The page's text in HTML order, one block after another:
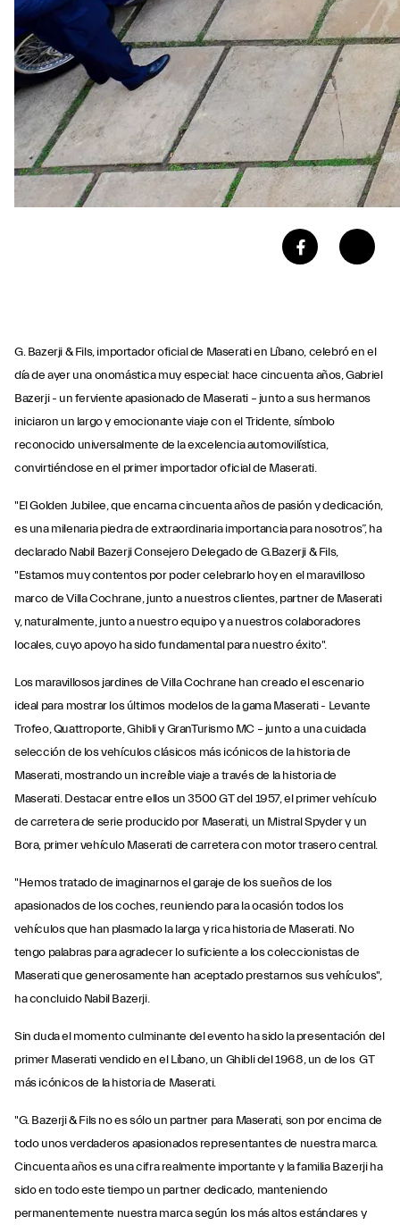
G. Bazerji & Fils, importador oficial de Maserati en Líbano, celebró en el
día de ayer una onomástica muy especial: hace cincuenta años, Gabriel
Bazerji - un ferviente apasionado de Maserati – junto a sus hermanos
iniciaron un largo y emocionante viaje con el Tridente, símbolo
reconocido universalmente de la excelencia automovilística,
convirtiéndose en el primer importador oficial de Maserati.
"El Golden Jubilee, que encarna cincuenta años de pasión y dedicación,
es una milenaria piedra de extraordinaria importancia para nosotros”, ha
declarado Nabil Bazerji Consejero Delegado de G.Bazerji & Fils,
"Estamos muy contentos por poder celebrarlo hoy en el maravilloso
marco de Villa Cochrane, junto a nuestros clientes, partner de Maserati
y, naturalmente, junto a nuestro equipo y a nuestros colaboradores
locales, cuyo apoyo ha sido fundamental para nuestro éxito".
Los maravillosos jardines de Villa Cochrane han creado el escenario
ideal para mostrar los últimos modelos de la gama Maserati - Levante
Trofeo, Quattroporte, Ghibli y GranTurismo MC – junto a una cuidada
selección de los vehículos clásicos más icónicos de la historia de
Maserati, mostrando un increíble viaje a través de la historia de
Maserati. Destacar entre ellos un 3500 GT del 1957, el primer vehículo
de carretera de serie producido por Maserati, un Mistral Spyder y un
Bora, primer vehículo Maserati de carretera con motor trasero central.
"Hemos tratado de imaginarnos el garaje de los sueños de los
apasionados de los coches, reuniendo para la ocasión todos los
vehículos que han plasmado la larga y rica historia de Maserati. No
tengo palabras para agradecer lo suficiente a los coleccionistas de
Maserati que generosamente han aceptado prestarnos sus vehículos",
ha concluido Nabil Bazerji.
Sin duda el momento culminante del evento ha sido la presentación del
primer Maserati vendido en el Líbano, un Ghibli del 1968, un de los GT
más icónicos de la historia de Maserati.
"G. Bazerji & Fils no es sólo un partner para Maserati, son por encima de
todo unos verdaderos apasionados representantes de nuestra marca.
Cincuenta años es una cifra realmente importante y la familia Bazerji ha
sido en todo este tiempo un partner dedicado, manteniendo
permanentemente nuestra marca según los más altos estándares y